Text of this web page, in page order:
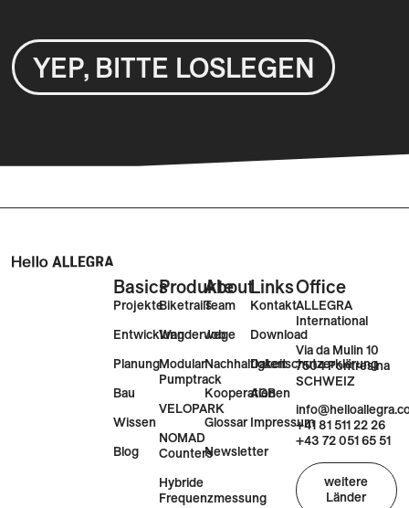
YEP, BITTE LOSLEGEN
Basics
Projekte
Entwicklung
Planung
Bau
Wissen
Blog
Produkte
Biketrails
Wanderwege
Modular
Pumptrack
VELOPARK
NOMAD
Counters
Hybride
Frequenzmessung
About
Team
Job
Nachhaltigkeit
Kooperationen
Glossar
Newsletter
Links
Kontakt
Download
Datenschutzerklärung
AGB
Impressum
Office
ALLEGRA
International
Via da Mulin 10
7504 Pontresina
SCHWEIZ
+41 81 511 22 26
+43 72 051 65 51
weitere
Länder